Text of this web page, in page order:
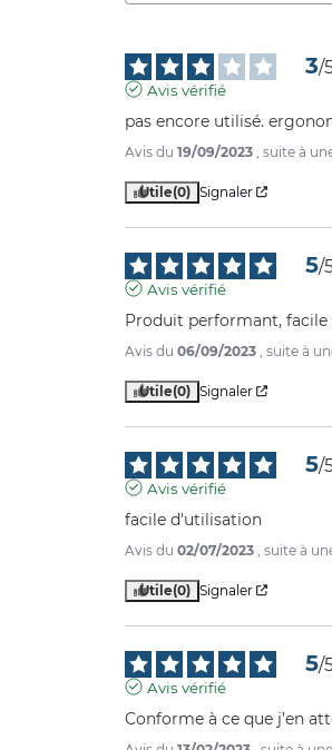
3/
Avis vérifié
pas encore utilisé.
Avis du 19/09/2023 , suite à
Utile(0) Signaler
5/
Avis vérifié
Produit performant, facile
Avis du 06/09/2023 , suite à
Utile(0) Signaler
5/
Avis vérifié
facile d'utilisation
Avis du 02/07/2023 , suite à
Utile(0) Signaler
5/
Avis vérifié
Conforme à ce que j’en